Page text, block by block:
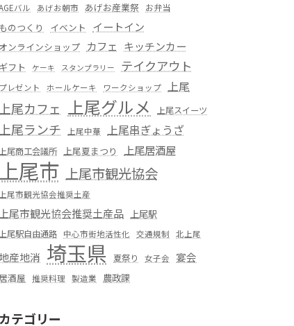
バル あげお朝市 あげお産業祭 お弁当
ものつくり イベント イートイン
オンラインショップ カフェ キッチンカー
ギフト ケーキ スタンプラリー テイクアウト
プレゼント ホールケーキ ワークショップ 上尾
上尾カフェ 上尾グルメ 上尾スイーツ
上尾ランチ 上尾中華 上尾串ぎょうざ
尾商工会議所 上尾夏まつり 上尾居酒屋
上尾市 上尾市観光協会
上尾市観光協会推奨土産
上尾市観光協会推奨土産品 上尾駅
尾駅自由通路 中心市街地活性化 交通規制 北上尾
地産地消 埼玉県 夏祭り 女子会 宴会
居酒屋 推奨料理 製造業 農政課
カテゴリー